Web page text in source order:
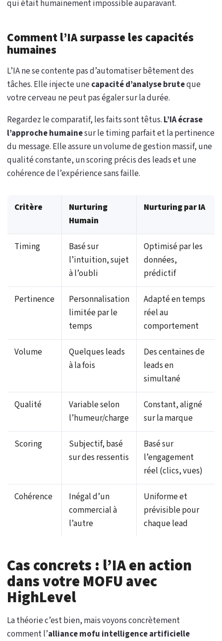
qui était humainement impossible auparavant.
Comment l’IA surpasse les capacités
humaines
L’IA ne se contente pas d’automatiser bêtement des
tâches. Elle injecte unecapacité d’analyse bruteque
votre cerveau ne peut pas égaler sur la durée.
Regardez le comparatif, les faits sont têtus. L’IA écrase
l’approche humainesur le timing parfait et la pertinence
du message. Elle assure un volume de gestion massif, une
qualité constante, un scoring précis des leads et une
cohérence de l’expérience sans faille.
Critère
Nurturing
Humain
Nurturing par IA
Timing
Basé sur
l’intuition, sujet
à l’oubli
Optimisé par les
données,
prédictif
Pertinence
Personnalisation
limitée par le
temps
Adapté en temps
réel au
comportement
Volume
Quelques leads
à la fois
Des centaines de
leads en
simultané
Qualité
Variable selon
l’humeur/charge
Constant, aligné
sur la marque
Scoring
Subjectif, basé
sur des ressentis
Basé sur
l’engagement
réel (clics, vues)
Cohérence
Inégal d’un
commercial à
l’autre
Uniforme et
prévisible pour
chaque lead
Cas concrets : l’IA en action
dans votre MOFU avec
HighLevel
La théorie c’est bien, mais voyons concrètement
comment l’alliance mofu intelligence artificielle